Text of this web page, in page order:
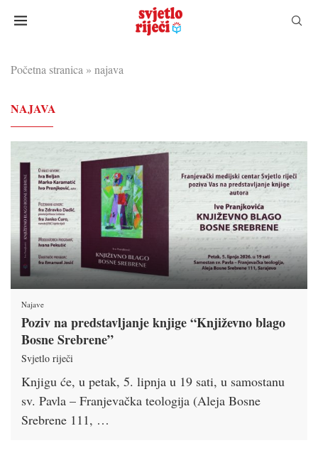
Početna stranica » najava
NAJAVA
Najave
Poziv na predstavljanje knjige “Književno blago
Bosne Srebrene”
Svjetlo riječi
Knjigu će, u petak, 5. lipnja u 19 sati, u samostanu
sv. Pavla – Franjevačka teologija (Aleja Bosne
Srebrene 111, …